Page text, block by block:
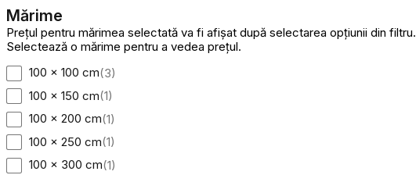
Mărime
Prețul pentru mărimea selectată va fi afișat după selectarea opțiunii din filtru.
Selectează o mărime pentru a vedea prețul.
100 x 100 cm(3)
100 x 150 cm(1)
100 x 200 cm(1)
100 x 250 cm(1)
100 x 300 cm(1)